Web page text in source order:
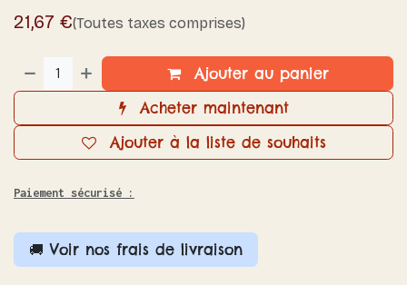
21,67 €(Toutes taxes comprises)
Ajouter au panier
Acheter maintenant
Ajouter à la liste de souhaits
Paiement sécurisé :
🚚 Voir nos frais de livraison